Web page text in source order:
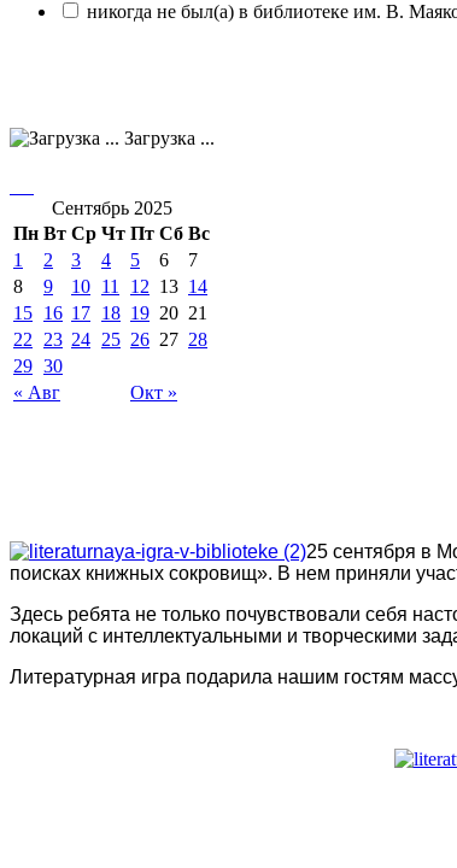
никогда не был(а) в библиотеке им. В.
Загрузка ...
Сентябрь 2025
Пн Вт Ср Чт Пт Сб Вс
« Авг Окт »
1 2 3 4 5 6
7
8
9 10 11 12 13 14
15 16 17 18 19 20 21
22
23 24 25 26 27 28
29 30
25 сентября в
поисках книжных сокровищ». В нем приняли
Здесь ребята не только почувствовали себя
локаций с интеллектуальными и творческими
Литературная игра подарила нашим гостям